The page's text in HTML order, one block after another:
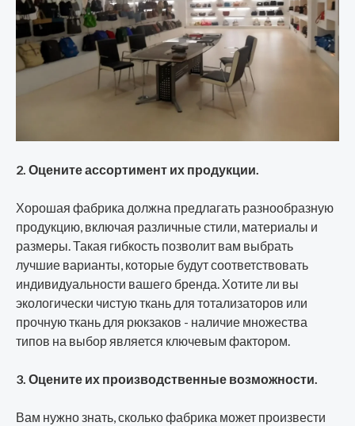
2. Оцените ассортимент их продукции.
Хорошая фабрика должна предлагать разнообразную
продукцию, включая различные стили, материалы и
размеры. Такая гибкость позволит вам выбрать
лучшие варианты, которые будут соответствовать
индивидуальности вашего бренда. Хотите ли вы
экологически чистую ткань для тотализаторов или
прочную ткань для рюкзаков - наличие множества
типов на выбор является ключевым фактором.
3. Оцените их производственные возможности.
Вам нужно знать, сколько фабрика может произвести